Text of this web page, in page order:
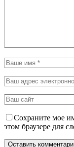
Сохраните мое
этом браузере для